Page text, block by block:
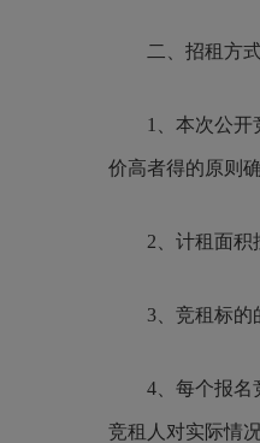
二、招租方
1、本次公开
价高者得的原则
2、计租面积
3、竞租标
4、每个报名
竞租人对实际情